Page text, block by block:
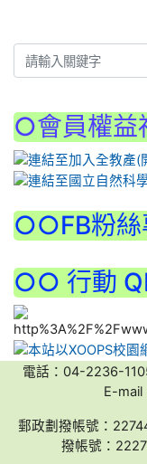
○會員權益
○○FB粉
○○ 行動
電話：04-2236-
E-
郵政劃撥帳號：
撥帳號：